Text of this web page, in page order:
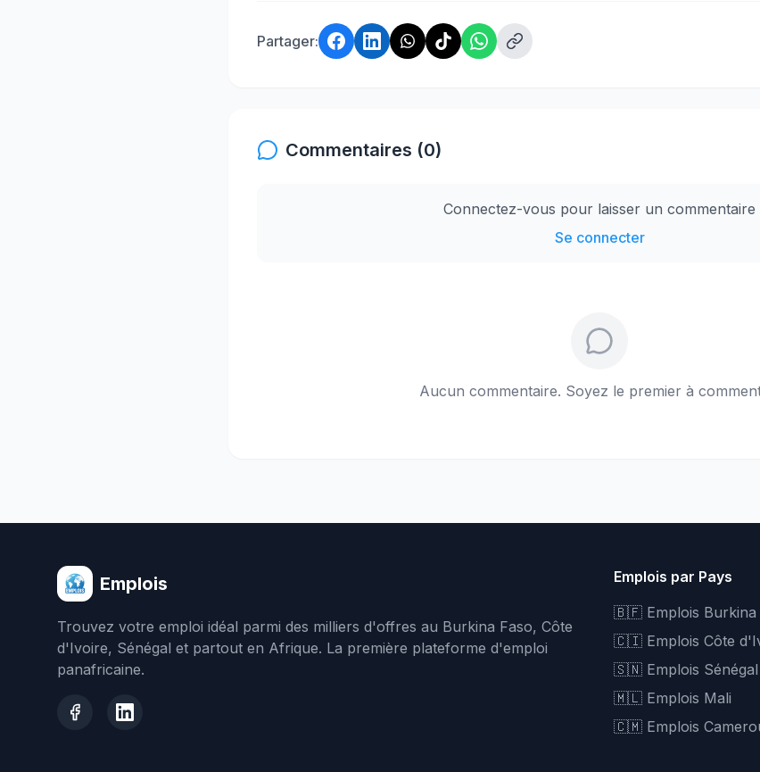
Partager:
Commentaires (0)
Connectez-vous pour laisser un commentaire
Se connecter
Aucun commentaire. Soyez le premier à
Emplois
Trouvez votre emploi idéal parmi des milliers d'offres au Burkina Faso, Côte
d'Ivoire, Sénégal et partout en Afrique. La première plateforme d'emploi
panafricaine.
Emplois par Pays
🇧🇫 Emplois Burkina
🇨🇮 Emplois Côte
🇸🇳 Emplois Sénégal
🇲🇱 Emplois Mali
🇨🇲 Emplois